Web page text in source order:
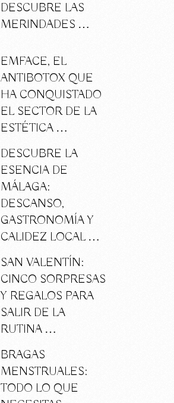
DESCUBRE LAS
MERINDADES …
EMFACE, EL
ANTIBOTOX QUE
HA CONQUISTADO
EL SECTOR DE LA
ESTÉTICA …
DESCUBRE LA
ESENCIA DE
MÁLAGA:
DESCANSO,
GASTRONOMÍA Y
CALIDEZ LOCAL …
SAN VALENTÍN:
CINCO SORPRESAS
Y REGALOS PARA
SALIR DE LA
RUTINA …
BRAGAS
MENSTRUALES:
TODO LO QUE